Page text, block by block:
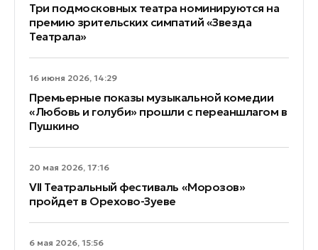
Три подмосковных театра номинируются на
премию зрительских симпатий «Звезда
Театрала»
16 июня 2026, 14:29
Премьерные показы музыкальной комедии
«Любовь и голуби» прошли с переаншлагом в
Пушкино
20 мая 2026, 17:16
VII Театральный фестиваль «Морозов»
пройдет в Орехово-Зуеве
6 мая 2026, 15:56